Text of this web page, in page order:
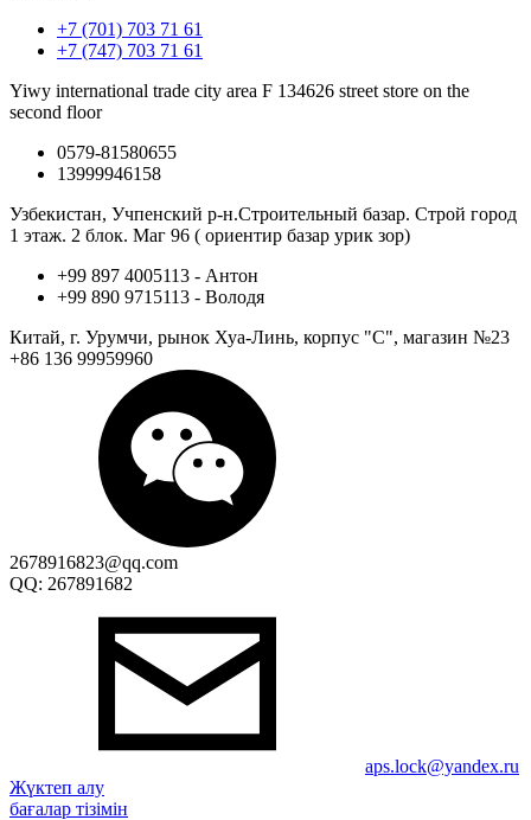
+7 (701) 703 71 61
+7 (747) 703 71 61
Yiwy international trade city area F 134626 street store on the
second floor
0579-81580655
13999946158
Узбекистан, Учпенский р-н.Строительный базар. Строй город
1 этаж. 2 блок. Маг 96 ( ориентир базар урик зор)
+99 897 4005113 - Антон
+99 890 9715113 - Володя
Китай, г. Урумчи, рынок Хуа-Линь, корпус "С", магазин №23
+86 136 99959960
2678916823@qq.com
QQ: 267891682
aps.lock@yandex.ru
Жүктеп алу
бағалар тізімін